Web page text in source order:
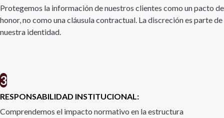
Protegemos la información de nuestros clientes como un pacto de
honor, no como una cláusula contractual. La discreción es parte de
nuestra identidad.
3
RESPONSABILIDAD INSTITUCIONAL:
Comprendemos el impacto normativo en la estructura